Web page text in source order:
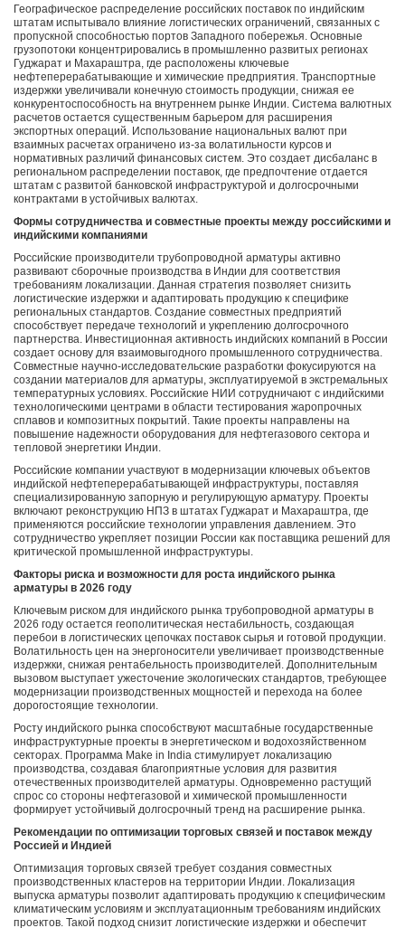
Географическое распределение российских поставок по индийским
штатам испытывало влияние логистических ограничений, связанных с
пропускной способностью портов Западного побережья. Основные
грузопотоки концентрировались в промышленно развитых регионах
Гуджарат и Махараштра, где расположены ключевые
нефтеперерабатывающие и химические предприятия. Транспортные
издержки увеличивали конечную стоимость продукции, снижая ее
конкурентоспособность на внутреннем рынке Индии. Система валютных
расчетов остается существенным барьером для расширения
экспортных операций. Использование национальных валют при
взаимных расчетах ограничено из-за волатильности курсов и
нормативных различий финансовых систем. Это создает дисбаланс в
региональном распределении поставок, где предпочтение отдается
штатам с развитой банковской инфраструктурой и долгосрочными
контрактами в устойчивых валютах.
Формы сотрудничества и совместные проекты между российскими и
индийскими компаниями
Российские производители трубопроводной арматуры активно
развивают сборочные производства в Индии для соответствия
требованиям локализации. Данная стратегия позволяет снизить
логистические издержки и адаптировать продукцию к специфике
региональных стандартов. Создание совместных предприятий
способствует передаче технологий и укреплению долгосрочного
партнерства. Инвестиционная активность индийских компаний в России
создает основу для взаимовыгодного промышленного сотрудничества.
Совместные научно-исследовательские разработки фокусируются на
создании материалов для арматуры, эксплуатируемой в экстремальных
температурных условиях. Российские НИИ сотрудничают с индийскими
технологическими центрами в области тестирования жаропрочных
сплавов и композитных покрытий. Такие проекты направлены на
повышение надежности оборудования для нефтегазового сектора и
тепловой энергетики Индии.
Российские компании участвуют в модернизации ключевых объектов
индийской нефтеперерабатывающей инфраструктуры, поставляя
специализированную запорную и регулирующую арматуру. Проекты
включают реконструкцию НПЗ в штатах Гуджарат и Махараштра, где
применяются российские технологии управления давлением. Это
сотрудничество укрепляет позиции России как поставщика решений для
критической промышленной инфраструктуры.
Факторы риска и возможности для роста индийского рынка
арматуры в 2026 году
Ключевым риском для индийского рынка трубопроводной арматуры в
2026 году остается геополитическая нестабильность, создающая
перебои в логистических цепочках поставок сырья и готовой продукции.
Волатильность цен на энергоносители увеличивает производственные
издержки, снижая рентабельность производителей. Дополнительным
вызовом выступает ужесточение экологических стандартов, требующее
модернизации производственных мощностей и перехода на более
дорогостоящие технологии.
Росту индийского рынка способствуют масштабные государственные
инфраструктурные проекты в энергетическом и водохозяйственном
секторах. Программа Make in India стимулирует локализацию
производства, создавая благоприятные условия для развития
отечественных производителей арматуры. Одновременно растущий
спрос со стороны нефтегазовой и химической промышленности
формирует устойчивый долгосрочный тренд на расширение рынка.
Рекомендации по оптимизации торговых связей и поставок между
Россией и Индией
Оптимизация торговых связей требует создания совместных
производственных кластеров на территории Индии. Локализация
выпуска арматуры позволит адаптировать продукцию к специфическим
климатическим условиям и эксплуатационным требованиям индийских
проектов. Такой подход снизит логистические издержки и обеспечит